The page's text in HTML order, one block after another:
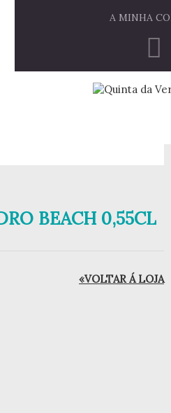
A MINHA
BEACH 0,55CL
«VOLTAR Á LOJA